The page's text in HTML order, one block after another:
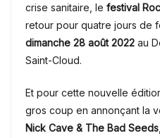
crise sanitaire, le festival
retour pour quatre jours de
dimanche 28 août 2022 au
Saint-Cloud.
Et pour cette nouvelle
gros coup en annonçant la
Nick Cave & The Bad Seeds